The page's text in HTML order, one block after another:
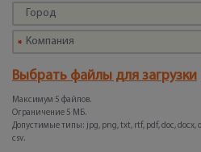
Выбрать файлы для загрузки
Максимум 5 файлов.
Ограничение 5 МБ.
Допустимые типы: jpg, png, txt, rtf, pdf, doc, docx,
csv.